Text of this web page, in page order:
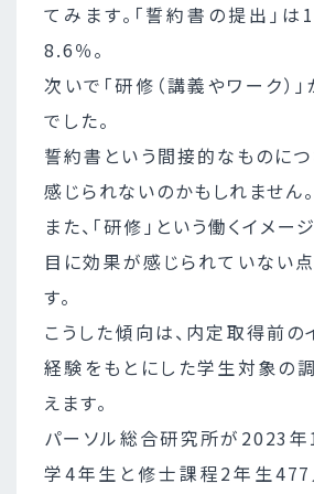
てみます。「誓約書の提出」
8.6％。
次いで「研修（講義やワーク）
でした。
誓約書という間接的なものに
感じられないのかもしれません。
また、「研修」という働くイメ
目に効果が感じられていない
す。
こうした傾向は、内定取得前の
経験をもとにした学生対象の
えます。
パーソル総合研究所が2023年
学4年生と修士課程2年生477